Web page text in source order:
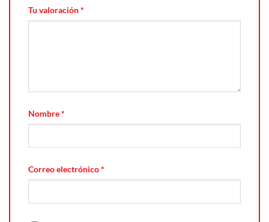
Tu valoración*
Nombre*
Correo electrónico*